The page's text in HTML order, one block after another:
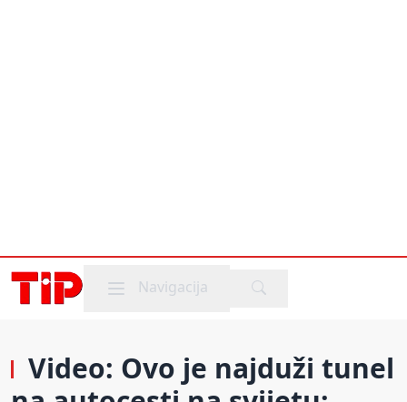
Mobile menu
Navigacija
Video: Ovo je najduži tunel